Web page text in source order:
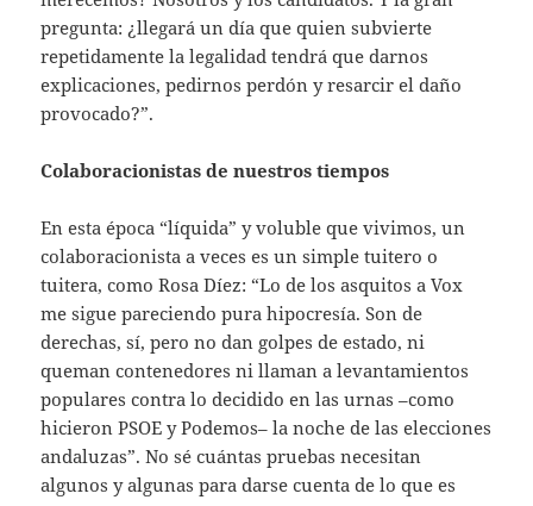
pregunta: ¿llegará un día que quien subvierte
repetidamente la legalidad tendrá que darnos
explicaciones, pedirnos perdón y resarcir el daño
provocado?”.
Colaboracionistas de nuestros tiempos
En esta época “líquida” y voluble que vivimos, un
colaboracionista a veces es un simple tuitero o
tuitera, como Rosa Díez: “Lo de los asquitos a Vox
me sigue pareciendo pura hipocresía. Son de
derechas, sí, pero no dan golpes de estado, ni
queman contenedores ni llaman a levantamientos
populares contra lo decidido en las urnas –como
hicieron PSOE y Podemos– la noche de las elecciones
andaluzas”. No sé cuántas pruebas necesitan
algunos y algunas para darse cuenta de lo que es